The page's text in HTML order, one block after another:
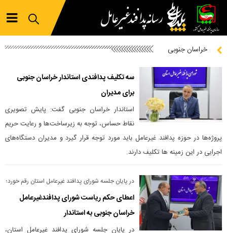
خراسان جنوبی
سه تکلیف پدافندی استاندار خراسان جنوبی
برای مدیران
استاندار خراسان جنوبی گفت: پایش تصویری
نقاط حساس، توجه به زیرساخت‌ها و رعایت حریم
پروژه‌ها در حوزه پدافند غیرعامل باید مورد توجه قرار گیرد و مدیران دستگاه‌های
اجرایی در این زمینه ها تکلیف دارند.
در پایان جلسه شورای پدافند غیرعامل استان رقم خورد؛
اعطای حکم ریاست شورای پدافندغیرعامل
خراسان جنوبی به استاندار
در پایان جلسه شورای پدافند غیرعامل استان،